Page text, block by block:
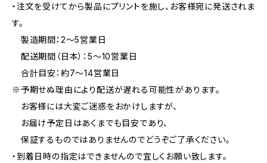
・注文を受けてから製品にプリントを施し、お客様宛に発送されま
す。
製造期間：2〜5営業日
配送期間（日本）：5〜10営業日
合計目安：約7〜14営業日
※予期せぬ理由により配送が遅れる可能性があります。
お客様には大変ご迷惑をおかけしますが、
お届け予定日はあくまでも目安であり、
保証するものではありませんのでどうぞご了承ください。
・到着日時の指定はできませんので宜しくお願い致します。